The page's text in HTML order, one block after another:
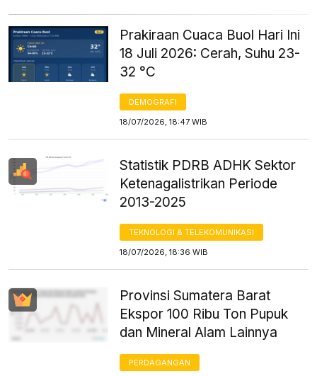
Prakiraan Cuaca Buol Hari Ini
18 Juli 2026: Cerah, Suhu 23-
32 °C
DEMOGRAFI
18/07/2026, 18:47 WIB
Statistik PDRB ADHK Sektor
Ketenagalistrikan Periode
2013-2025
TEKNOLOGI & TELEKOMUNIKASI
18/07/2026, 18:36 WIB
Provinsi Sumatera Barat
Ekspor 100 Ribu Ton Pupuk
dan Mineral Alam Lainnya
PERDAGANGAN